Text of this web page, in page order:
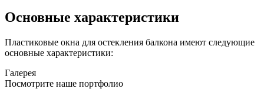
Основные характеристики
Пластиковые окна для остекления балкона имеют следующие
основные характеристики:
Галерея
Посмотрите наше портфолио